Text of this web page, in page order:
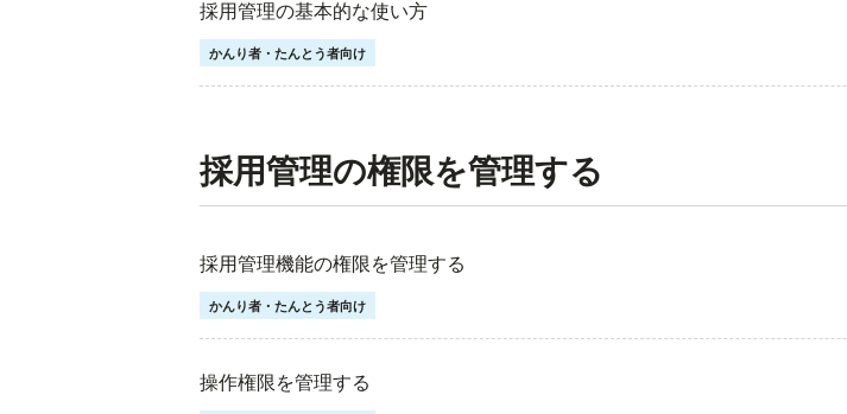
採用管理の基本的な使い方
かんり者・たんとう者向け
採用管理の権限を管理する
採用管理機能の権限を管理する
かんり者・たんとう者向け
操作権限を管理する